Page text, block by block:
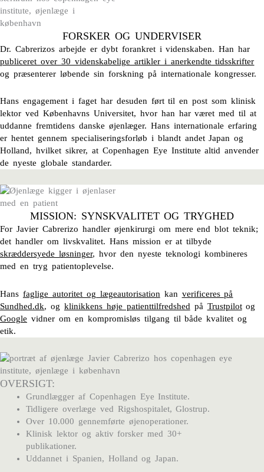
FORSKER OG UNDERVISER
Dr. Cabrerizos arbejde er dybt forankret i videnskaben. Han har
publiceret over 30 videnskabelige artikler i anerkendte tidsskrifter
og præsenterer løbende sin forskning på internationale kongresser.
Hans engagement i faget har desuden ført til en post som klinisk
lektor ved Københavns Universitet, hvor han har været med til at
uddanne fremtidens danske øjenlæger. Hans internationale erfaring
er hentet gennem specialiseringsforløb i blandt andet Japan og
Holland, hvilket sikrer, at Copenhagen Eye Institute altid anvender
de nyeste globale standarder.
MISSION: SYNSKVALITET OG TRYGHED
For Javier Cabrerizo handler øjenkirurgi om mere end blot teknik;
det handler om livskvalitet. Hans mission er at tilbyde
skræddersyede løsninger, hvor den nyeste teknologi kombineres
med en tryg patientoplevelse.
Hans faglige autoritet og lægeautorisation kan verificeres på
Sundhed.dk, og klinikkens høje patienttilfredshed på Trustpilotog
Google vidner om en kompromisløs tilgang til både kvalitet og
etik.
OVERSIGT:
Grundlægger af Copenhagen Eye Institute.
Tidligere overlæge ved Rigshospitalet, Glostrup.
Over 10.000 gennemførte øjenoperationer.
Klinisk lektor og aktiv forsker med 30+
publikationer.
Uddannet i Spanien, Holland og Japan.